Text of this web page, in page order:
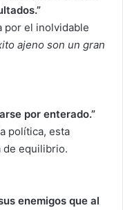
por el inolvidable
ajeno son un gran
por enterado.”
política, esta
de equilibrio.
enemigos que al